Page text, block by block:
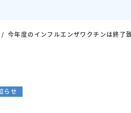
今年度のインフルエンザワクチンは終了
らせ